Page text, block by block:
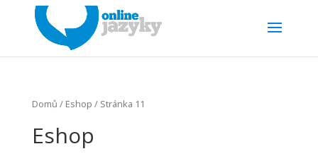
Domů / Eshop / Stránka 11
Eshop